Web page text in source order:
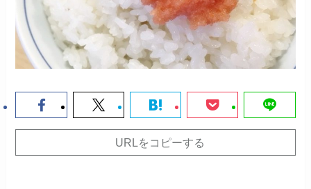
URLをコピーする